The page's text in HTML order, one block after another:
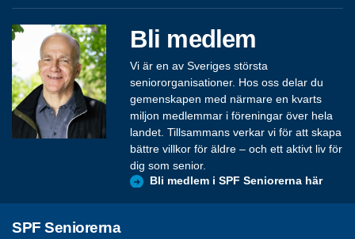
Bli medlem
Vi är en av Sveriges största
seniororganisationer. Hos oss delar du
gemenskapen med närmare en kvarts
miljon medlemmar i föreningar över hela
landet. Tillsammans verkar vi för att skapa
bättre villkor för äldre – och ett aktivt liv för
dig som senior.
Bli medlem i SPF Seniorerna här
SPF Seniorerna